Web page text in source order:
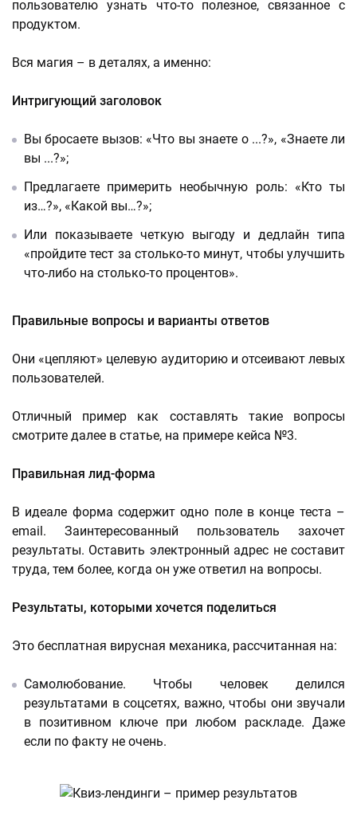
пользователю узнать что-то полезное, связанное с
продуктом.
Вся магия – в деталях, а именно:
Интригующий заголовок
Вы бросаете вызов: «Что вы знаете о ...?», «Знаете ли
вы ...?»;
Предлагаете примерить необычную роль: «Кто ты
из…?», «Какой вы…?»;
Или показываете четкую выгоду и дедлайн типа
«пройдите тест за столько-то минут, чтобы улучшить
что-либо на столько-то процентов».
Правильные вопросы и варианты ответов
Они «цепляют» целевую аудиторию и отсеивают левых
пользователей.
Отличный пример как составлять такие вопросы
смотрите далее в статье, на примере кейса №3.
Правильная лид-форма
В идеале форма содержит одно поле в конце теста –
email. Заинтересованный пользователь захочет
результаты. Оставить электронный адрес не составит
труда, тем более, когда он уже ответил на вопросы.
Результаты, которыми хочется поделиться
Это бесплатная вирусная механика, рассчитанная на:
Самолюбование. Чтобы человек делился
результатами в соцсетях, важно, чтобы они звучали
в позитивном ключе при любом раскладе. Даже
если по факту не очень.